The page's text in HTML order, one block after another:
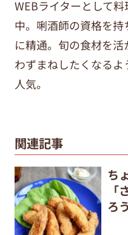
WEBライターとして
中。唎酒師の資格を
に精通。旬の食材を
わずまねしたくなる
人気。
関連記事
ち
ろ